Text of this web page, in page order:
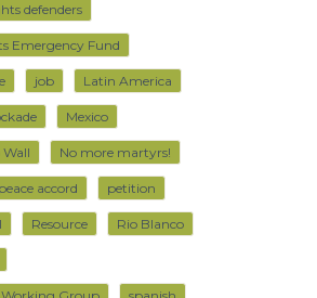
defenders
Emergency Fund
job Latin America
Mexico
Wall No more martyrs!
peace accord petition
Resource Rio Blanco